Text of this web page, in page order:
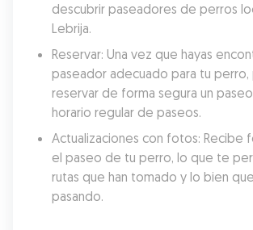
descubrir paseadores de perros
Lebrija.
Reservar: Una vez que hayas
paseador adecuado para tu perro,
reservar de forma segura un
horario regular de paseos.
Actualizaciones con fotos: Recibe
el paseo de tu perro, lo que te
rutas que han tomado y lo bien
pasando.